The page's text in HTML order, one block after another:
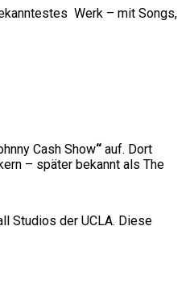
Werk – mit Songs,
Cash Show“ auf. Dort
– später bekannt als The
Studios der UCLA. Diese